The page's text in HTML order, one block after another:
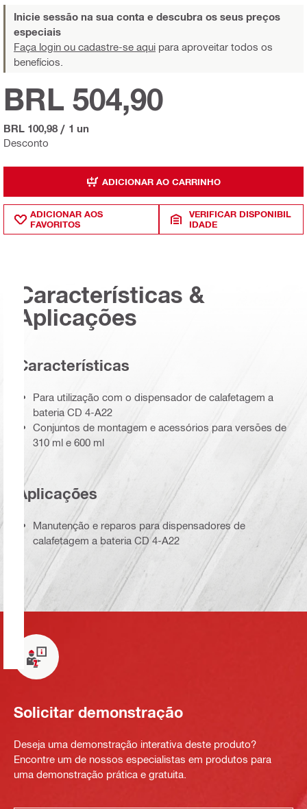
Inicie sessão na sua conta e descubra os seus preços
especiais
Faça login ou cadastre-se aqui para aproveitar todos os
benefícios.
Desconto
BRL 504,90
BRL 100,98 / 1 un
ADICIONAR AO CARRINHO
ADICIONAR AOS
FAVORITOS
VERIFICAR DISPONIBIL
IDADE
Características &
Aplicações
Características
Para utilização com o dispensador de calafetagem a
bateria CD 4-A22
Conjuntos de montagem e acessórios para versões de
310 ml e 600 ml
Aplicações
Manutenção e reparos para dispensadores de
calafetagem a bateria CD 4-A22
Solicitar demonstração
Deseja uma demonstração interativa deste produto?
Encontre um de nossos especialistas em produtos para
uma demonstração prática e gratuita.